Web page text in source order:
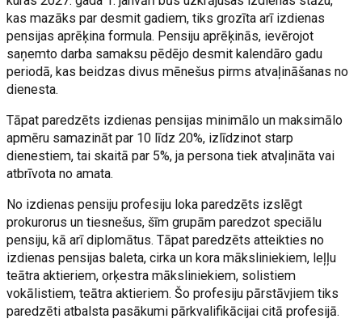
kas mazāks par desmit gadiem, tiks grozīta arī izdienas
pensijas aprēķina formula. Pensiju aprēķinās, ievērojot
saņemto darba samaksu pēdējo desmit kalendāro gadu
periodā, kas beidzas divus mēnešus pirms atvaļināšanas no
dienesta.
Tāpat paredzēts izdienas pensijas minimālo un maksimālo
apmēru samazināt par 10 līdz 20%, izlīdzinot starp
dienestiem, tai skaitā par 5%, ja persona tiek atvaļināta vai
atbrīvota no amata.
No izdienas pensiju profesiju loka paredzēts izslēgt
prokurorus un tiesnešus, šīm grupām paredzot speciālu
pensiju, kā arī diplomātus. Tāpat paredzēts atteikties no
izdienas pensijas baleta, cirka un kora māksliniekiem, leļļu
teātra aktieriem, orķestra māksliniekiem, solistiem
vokālistiem, teātra aktieriem. Šo profesiju pārstāvjiem tiks
paredzēti atbalsta pasākumi pārkvalifikācijai citā profesijā.